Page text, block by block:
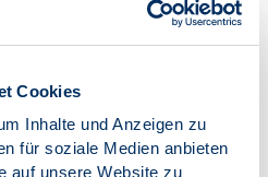
Cookies
Inhalte und Anzeigen zu
für soziale Medien anbieten
auf unsere Website zu